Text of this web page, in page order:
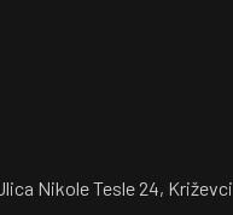
Nikole Tesle 24, Križevci